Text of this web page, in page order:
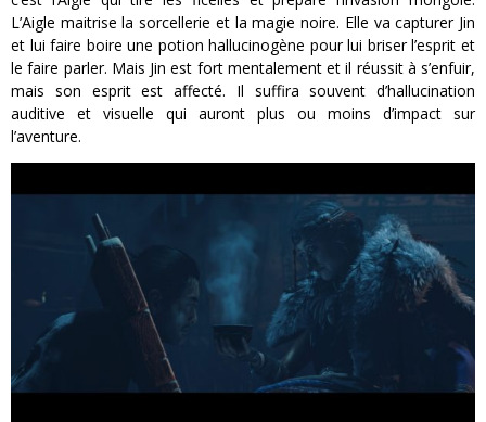
L’Aigle maitrise la sorcellerie et la magie noire. Elle va capturer Jin
et lui faire boire une potion hallucinogène pour lui briser l’esprit et
le faire parler. Mais Jin est fort mentalement et il réussit à s’enfuir,
mais son esprit est affecté. Il suffira souvent d’hallucination
auditive et visuelle qui auront plus ou moins d’impact sur
l’aventure.